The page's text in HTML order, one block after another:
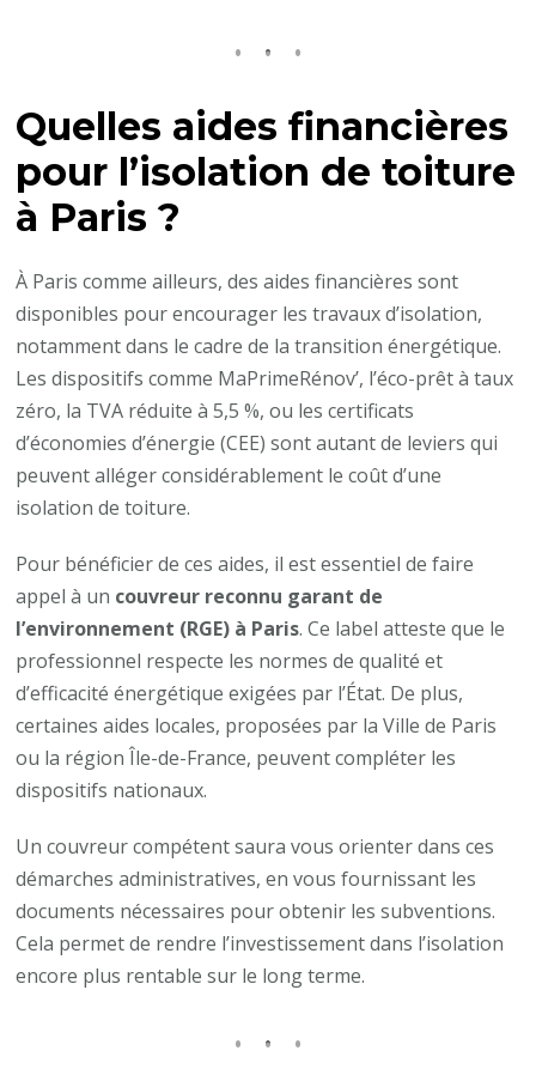
Quelles aides financières
pour l’isolation de toiture
à Paris ?
À Paris comme ailleurs, des aides financières sont
disponibles pour encourager les travaux d’isolation,
notamment dans le cadre de la transition énergétique.
Les dispositifs comme MaPrimeRénov’, l’éco-prêt à taux
zéro, la TVA réduite à 5,5 %, ou les certificats
d’économies d’énergie (CEE) sont autant de leviers qui
peuvent alléger considérablement le coût d’une
isolation de toiture.
Pour bénéficier de ces aides, il est essentiel de faire
appel à un couvreur reconnu garant de
l’environnement (RGE) à Paris. Ce label atteste que le
professionnel respecte les normes de qualité et
d’efficacité énergétique exigées par l’État. De plus,
certaines aides locales, proposées par la Ville de Paris
ou la région Île-de-France, peuvent compléter les
dispositifs nationaux.
Un couvreur compétent saura vous orienter dans ces
démarches administratives, en vous fournissant les
documents nécessaires pour obtenir les subventions.
Cela permet de rendre l’investissement dans l’isolation
encore plus rentable sur le long terme.